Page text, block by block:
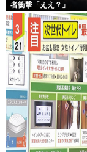
者衝撃「ええ？」